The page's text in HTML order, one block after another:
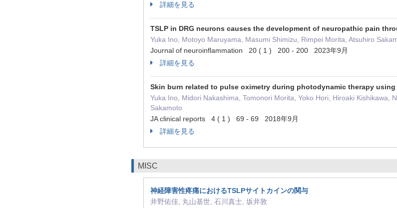
詳細を見る
TSLP in DRG neurons causes the development of neuropathic pain
Yuka Ino, Motoyo Maruyama, Masumi Shimizu, Rimpei Morita, Atsuhiro
Journal of neuroinflammation 20 ( 1 ) 200 - 200 2023年9月
詳細を見る
Skin burn related to pulse oximetry during photodynamic therapy
Yuka Ino, Midori Nakashima, Tomonori Morita, Yoko Hori, Hiroaki Kishikawa,
Sakamoto
JA clinical reports 4 ( 1 ) 69 - 69 2018年9月
詳細を見る
MISC
神経障害性疼痛におけるTSLPサイトカインの関与
井野佑佳, 丸山基世, 石川真士, 坂井敦